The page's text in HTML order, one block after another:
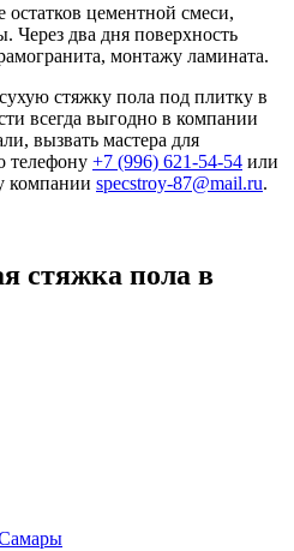
остатков цементной смеси,
Через два дня поверхность
монтажу ламината.
стяжку пола под плитку в
всегда выгодно в компании
вызвать мастера для
телефону +7 (996) 621-54-54 или
компании specstroy-87@mail.ru.
стяжка пола в